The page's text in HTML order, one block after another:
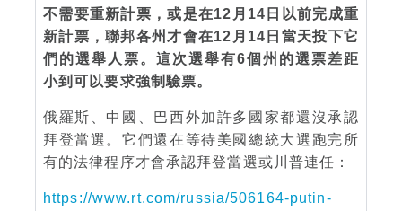
不需要重新計票，或是在12月14日以前完成重
新計票，聯邦各州才會在12月14日當天投下它
們的選舉人票。這次選舉有6個州的選票差距
小到可以要求強制驗票。
俄羅斯、中國、巴西外加許多國家都還沒承認
拜登當選。它們還在等待美國總統大選跑完所
有的法律程序才會承認拜登當選或川普連任：
https://www.rt.com/russia/506164-putin-